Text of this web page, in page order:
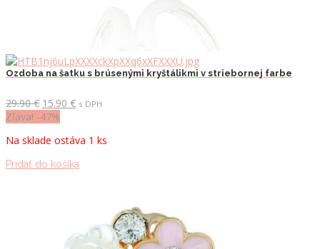
Ozdoba na šatku s brúsenými kryštálikmi v striebornej farbe
29.90€ Pôvodná
cena
29.90 €.
15.90 €Aktuálna
15.90 €.
s DPH
Zľava! -47%
Na sklade ostáva 1 ks
Pridať do košíka